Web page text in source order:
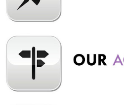
tersebut awalnya merupakan milik
Willem Hermanus Hoogland. Tujuan
menampung air dan mendukung
(PLTA), dan sekarang menjadi
di Pangalengan. Baca Juga : Wayang
Pangalengan, Hidden Gem Wisata
yang menarik dari Situ Cileunca: